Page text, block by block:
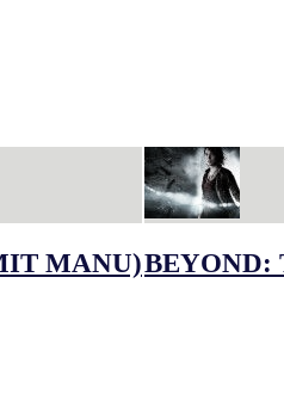
MANU)BEYOND: